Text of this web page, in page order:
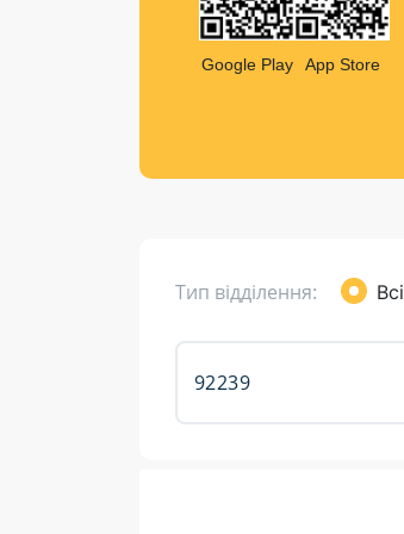
Листи та листівки
Кур’єрська доставка
Google Play App Store
Тип відділення: Всі